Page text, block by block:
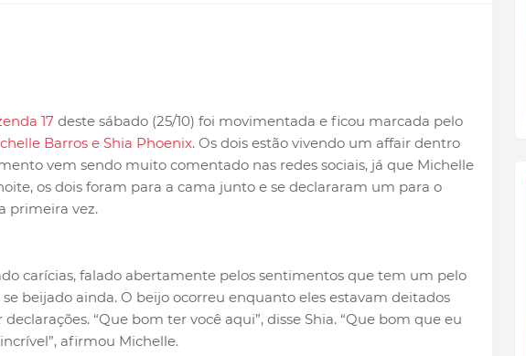
17deste sábado (25/10) foi movimentada e ficou marcada pelo
Barros e Shia Phoenix. Os dois estão vivendo um affair dentro
vem sendo muito comentado nas redes sociais, já que Michelle
os dois foram para a cama junto e se declararam um para o
primeira vez.
carícias, falado abertamente pelos sentimentos que tem um pelo
beijado ainda. O beijo ocorreu enquanto eles estavam deitados
“Que bom ter você aqui”, disse Shia. “Que bom que eu
afirmou Michelle.